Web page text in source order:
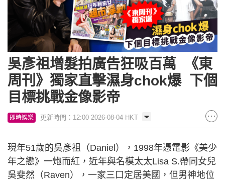
吳彥祖增髮拍廣告狂吸百萬 《東
周刊》獨家直擊濕身chok爆 下個
目標挑戰金像影帝
即時娛樂 更新時間：12:00 2026-08-04 HKT
現年51歲的吳彥祖（Daniel），1998年憑電影《美少
年之戀》一炮而紅，近年與名模太太Lisa S.帶同女兒
吳斐然（Raven），一家三口定居美國，但男神地位